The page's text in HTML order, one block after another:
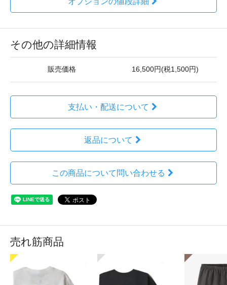
その他の詳細情報
販売価格 16,500円(税1,500円)
支払い・配送について
返品について
この商品について問い合わせる
売れ筋商品